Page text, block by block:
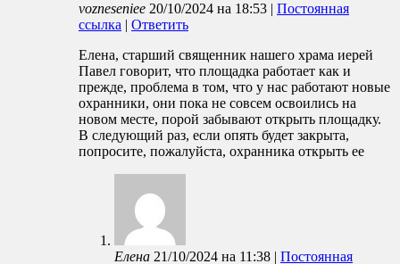
vozneseniee 20/10/2024 на 18:53 | Постоянная
ссылка | Ответить
Елена, старший священник нашего храма иерей
Павел говорит, что площадка работает как и
прежде, проблема в том, что у нас работают новые
охранники, они пока не совсем освоились на
новом месте, порой забывают открыть площадку.
В следующий раз, если опять будет закрыта,
попросите, пожалуйста, охранника открыть ее
Елена 21/10/2024 на 11:38 | Постоянная